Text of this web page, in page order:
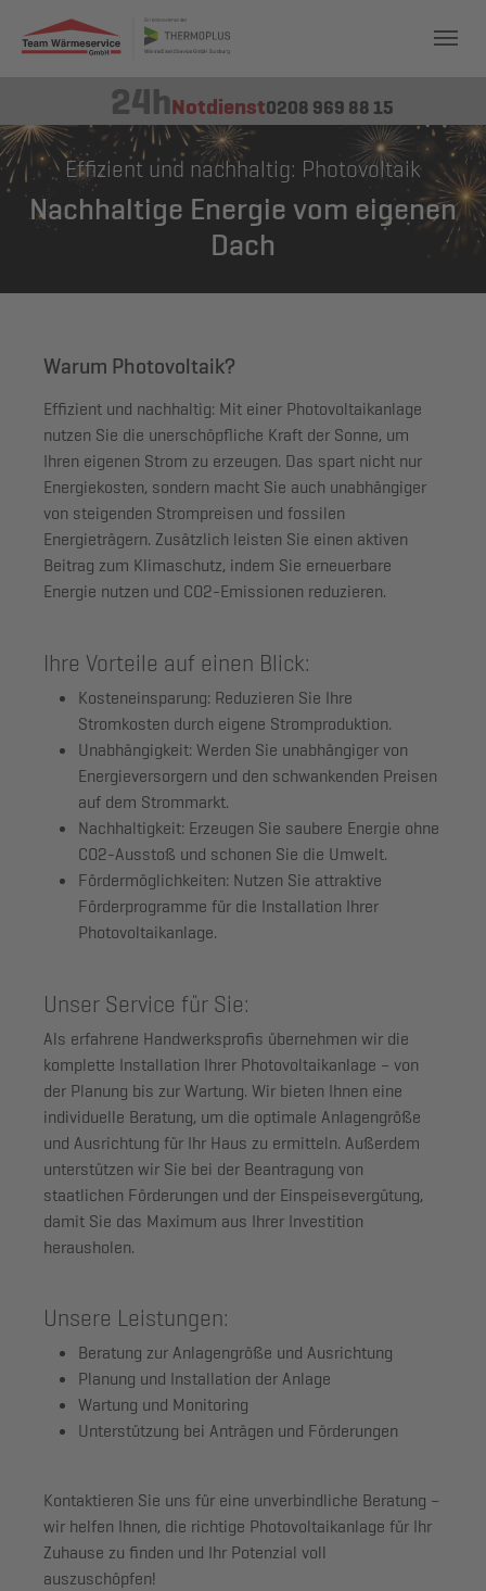
24hNotdienst0208 969 88 15
Effizient und nachhaltig: Photovoltaik
Nachhaltige Energie vom eigenen
Dach
Warum Photovoltaik?
Effizient und nachhaltig: Mit einer Photovoltaikanlage
nutzen Sie die unerschöpfliche Kraft der Sonne, um
Ihren eigenen Strom zu erzeugen. Das spart nicht nur
Energiekosten, sondern macht Sie auch unabhängiger
von steigenden Strompreisen und fossilen
Energieträgern. Zusätzlich leisten Sie einen aktiven
Beitrag zum Klimaschutz, indem Sie erneuerbare
Energie nutzen und CO2-Emissionen reduzieren.
Ihre Vorteile auf einen Blick:
Kosteneinsparung: Reduzieren Sie Ihre
Stromkosten durch eigene Stromproduktion.
Unabhängigkeit: Werden Sie unabhängiger von
Energieversorgern und den schwankenden Preisen
auf dem Strommarkt.
Nachhaltigkeit: Erzeugen Sie saubere Energie ohne
CO2-Ausstoß und schonen Sie die Umwelt.
Fördermöglichkeiten: Nutzen Sie attraktive
Förderprogramme für die Installation Ihrer
Photovoltaikanlage.
Unser Service für Sie:
Als erfahrene Handwerksprofis übernehmen wir die
komplette Installation Ihrer Photovoltaikanlage – von
der Planung bis zur Wartung. Wir bieten Ihnen eine
individuelle Beratung, um die optimale Anlagengröße
und Ausrichtung für Ihr Haus zu ermitteln. Außerdem
unterstützen wir Sie bei der Beantragung von
staatlichen Förderungen und der Einspeisevergütung,
damit Sie das Maximum aus Ihrer Investition
herausholen.
Unsere Leistungen:
Beratung zur Anlagengröße und Ausrichtung
Planung und Installation der Anlage
Wartung und Monitoring
Unterstützung bei Anträgen und Förderungen
Kontaktieren Sie uns für eine unverbindliche Beratung –
wir helfen Ihnen, die richtige Photovoltaikanlage für Ihr
Zuhause zu finden und Ihr Potenzial voll
auszuschöpfen!